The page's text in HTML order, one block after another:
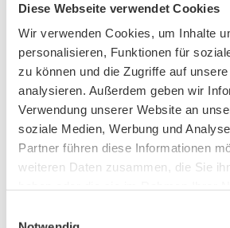
Diese Webseite verwendet Cookies
Wir verwenden Cookies, um Inhalte
personalisieren, Funktionen für
zu können und die Zugriffe auf
analysieren. Außerdem geben wir
Verwendung unserer Website an
soziale Medien, Werbung und
Partner führen diese Informationen
weiteren Daten zusammen, die Sie
Nicht nur Hygieneprodukte und
Pflegehilfsmittel zum
zunehmend auch technische
finden Sie im klassischen
der Drogerie. Dennoch
im Gesundheitshausaus
Gründen:
Sie profitieren von
langjähriger Erfahrung.